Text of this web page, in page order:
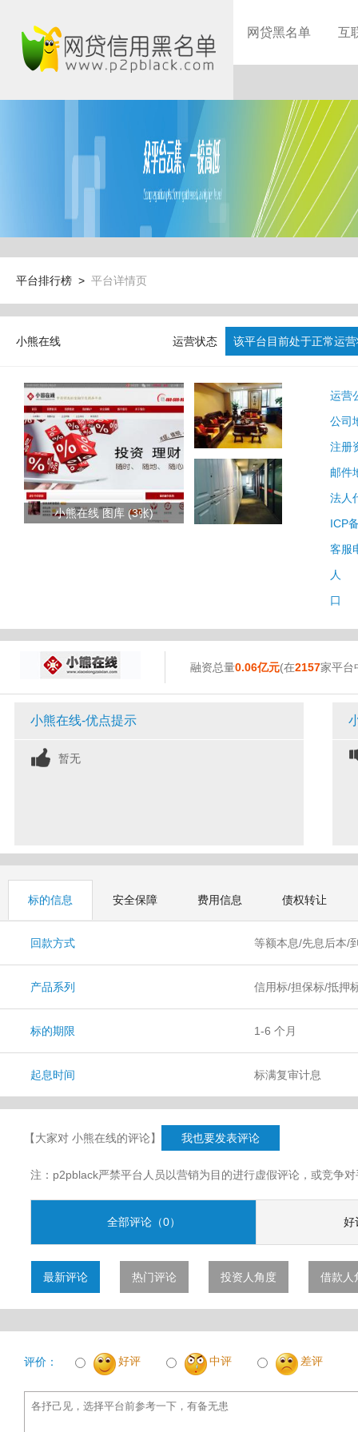
网贷黑名单 互
平台排行榜 > 平台详情页
小熊在线 运营状态 该平台目前处于正常运
小熊在线 图库 (3张)
运营
公司
注册
邮件
法人
ICP
客服
人
口
融资总量0.06亿元(在2157家平台
小熊在线-优点提示
暂无
标的信息 安全保障 费用信息 债权转让
回款方式 等额本息/先息后本/
产品系列 信用标/担保标/抵押
标的期限 1-6 个月
起息时间 标满复审计息
【大家对 小熊在线的评论】 我也要发表评论
注：p2pblack严禁平台人员以营销为目的进行虚假评论，或竞争
全部评论（0） 好
最新评论 热门评论 投资人角度 借款人
评价： 好评 中评 差评